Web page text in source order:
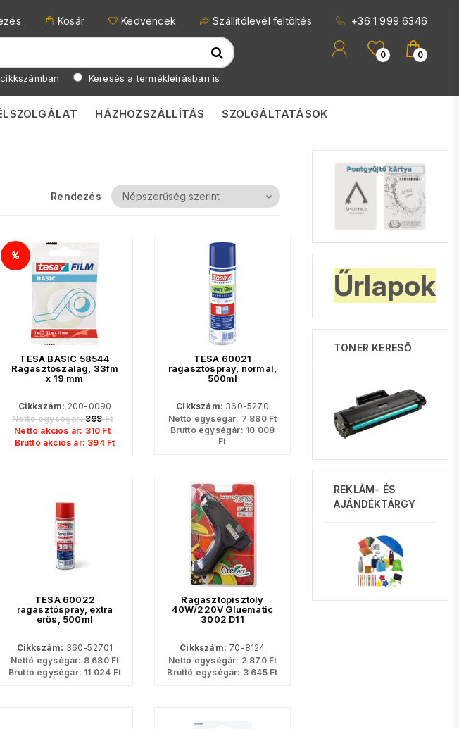
Kosár Kedvencek Szállítólevél feltöltés +36 1 999 6346
Keresés a termékleírásban is
0 0
HÁZHOZSZÁLLÍTÁS SZOLGÁLTATÁSOK
RAGASZTÓK
Rendezés
TESA BASIC 58544
Ragasztószalag, 33fm
x 19 mm
Cikkszám: 200-0090
Nettó egységár: 368Ft
Nettó akciós ár: 310 Ft
Bruttó akciós ár: 394Ft
TESA 60021
ragasztóspray, normál,
500ml
Cikkszám: 360-5270
Nettó egységár: 7 880Ft
Bruttó egységár: 10 008
Ft
TESA 60022
ragasztóspray, extra
erős, 500ml
Cikkszám: 360-52701
Nettó egységár: 8 680Ft
Bruttó egységár: 11 024 Ft
Ragasztópisztoly
40W/220V Gluematic
3002 D11
Cikkszám: 70-8124
Nettó egységár: 2 870Ft
Bruttó egységár: 3 645Ft
Űrlapok
TONER KERESŐ
REKLÁM- ÉS
AJÁNDÉKTÁRGY